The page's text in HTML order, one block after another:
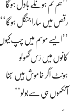
’’ہم تم ہونگے بادل ہوگا
رقص میں سارا جنگل ہوگا‘‘
’’ایسے موسم میں چپ کیوں
کانوں میں رَس گھولو
ہونٹ اگر خاموش ہیں سجنا
آنکھوں ہی سے بولو‘‘